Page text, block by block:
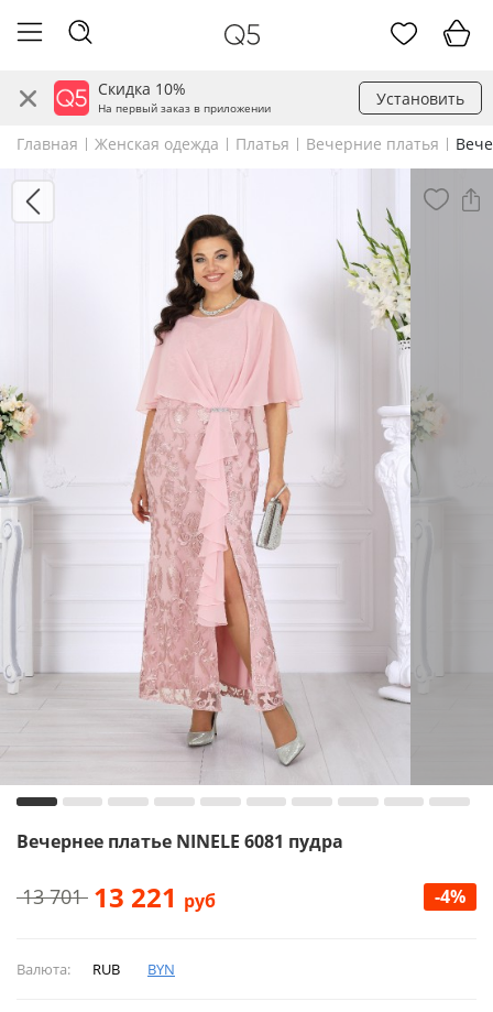
Скидка 10%
На первый заказ в приложении Установить
Главная Женская одежда Платья Вечерние платья
Вечернее платье NINELE 6081 пудра
13 701 13 221 руб -4%
Валюта: RUB BYN